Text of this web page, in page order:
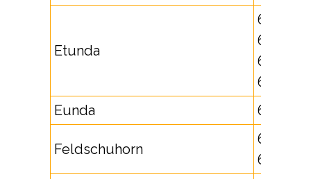
Etunda
651712,
651713,
652595,
652596
Eunda
652598
Feldschuhorn
631715,
632267